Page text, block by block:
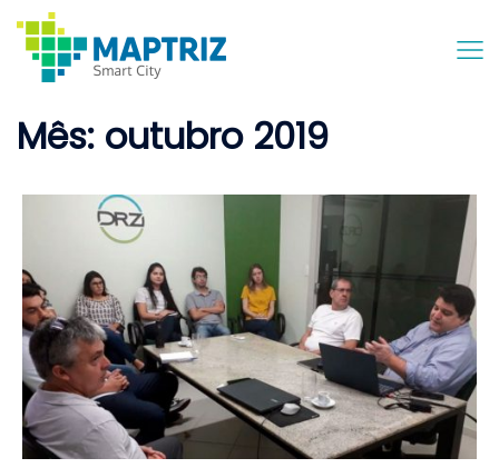
content
Mês: outubro 2019